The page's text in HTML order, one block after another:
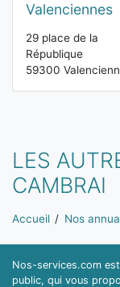
Valenciennes
29 place de la
République
59300
LES
CAMBRAI
Vous êtes ici:
Accueil Nos
Nos-services.com
public, qui vous